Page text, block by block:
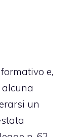
e,
un